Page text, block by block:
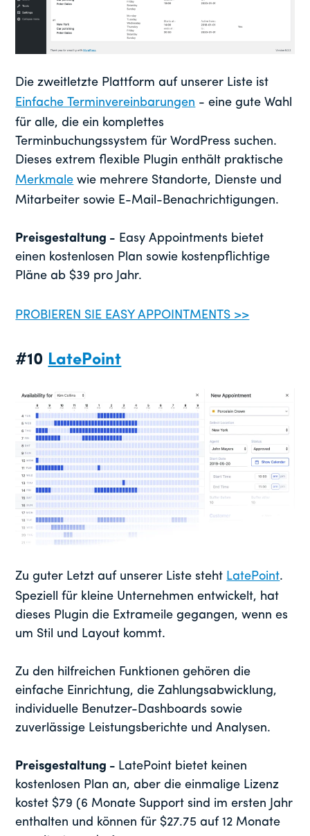
Die zweitletzte Plattform auf unserer Liste ist
Einfache Terminvereinbarungen - eine gute Wahl
für alle, die ein komplettes
Terminbuchungssystem für WordPress suchen.
Dieses extrem flexible Plugin enthält praktische
Merkmale wie mehrere Standorte, Dienste und
Mitarbeiter sowie E-Mail-Benachrichtigungen.
Preisgestaltung - Easy Appointments bietet
einen kostenlosen Plan sowie kostenpflichtige
Pläne ab $39 pro Jahr.
PROBIEREN SIE EASY APPOINTMENTS >>
#10 LatePoint
Zu guter Letzt auf unserer Liste steht LatePoint.
Speziell für kleine Unternehmen entwickelt, hat
dieses Plugin die Extrameile gegangen, wenn es
um Stil und Layout kommt.
Zu den hilfreichen Funktionen gehören die
einfache Einrichtung, die Zahlungsabwicklung,
individuelle Benutzer-Dashboards sowie
zuverlässige Leistungsberichte und Analysen.
Preisgestaltung - LatePoint bietet keinen
kostenlosen Plan an, aber die einmalige Lizenz
kostet $79 (6 Monate Support sind im ersten Jahr
enthalten und können für $27.75 auf 12 Monate